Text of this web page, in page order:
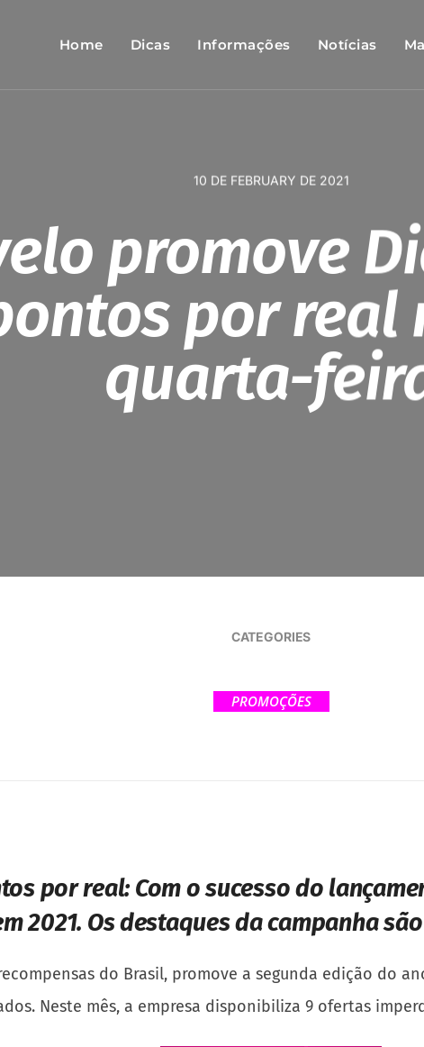
Home Dicas Informações Notícias
10 DE FEBRUARY DE 2021
promove
por real
quarta-
CATEGORIES
PROMOÇÕES
por real:Com o sucesso do
2021. Os destaques da campanha
do Brasil, promove a segunda edição do
Neste mês, a empresa disponibiliza 9 ofertas